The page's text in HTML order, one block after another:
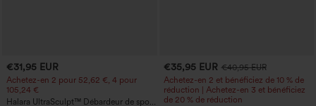
€31,95 EUR
Achetez-en 2 pour 52,62 €, 4 pour
105,24 €
Halara UltraSculpt™ Débardeur de sport
€35,95 EUR €40,95 EUR
Achetez-en 2 et bénéficiez de 10 % de
réduction | Achetez-en 3 et bénéficiez
de 20 % de réduction